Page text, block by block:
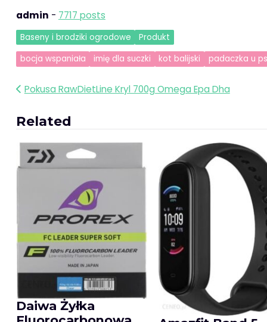
admin - 7717 posts
Baseny i brodziki ogrodowe
Produkt
bocja wspaniała
imię dla suczki kot balijski padaczka u
Nawigacja
Pokusa RawDietLine Kryl 700g Omega Epa Dha
Related
Daiwa Żyłka